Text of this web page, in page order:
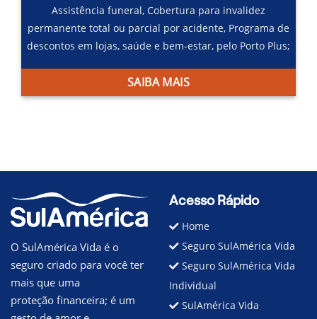
Assistência funeral,Cobertura para invalidez
permanente total ou parcial por acidente, Programa de
descontos em lojas, saúde e bem-estar, pelo Porto Plus;
SAIBA MAIS
O SulAmérica Vida é o
seguro criado para você ter
mais que uma
proteção financeira; é um
Acesso Rápido
Home
Seguro SulAmérica Vida
Seguro SulAmérica Vida
Individual
SulAmérica Vida